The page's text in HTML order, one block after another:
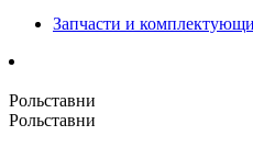
Запчасти и
Рольставни
Рольставни